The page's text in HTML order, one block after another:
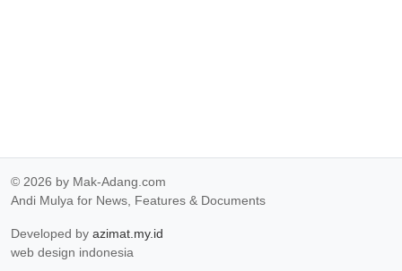
© 2026 by Mak-Adang.com
Andi Mulya for News, Features & Documents
Developed by azimat.my.id
web design indonesia